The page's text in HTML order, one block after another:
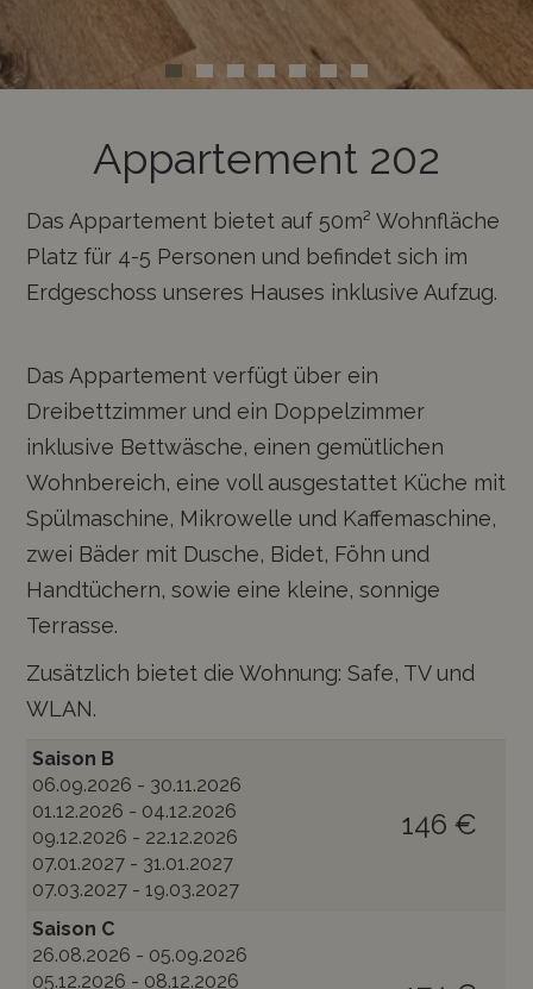
Appartement 202
Das Appartement bietet auf 50m² Wohnfläche
Platz für 4-5 Personen und befindet sich im
Erdgeschoss unseres Hauses inklusive Aufzug.
Das Appartement verfügt über ein
Dreibettzimmer und ein Doppelzimmer
inklusive Bettwäsche, einen gemütlichen
Wohnbereich, eine voll ausgestattet Küche mit
Spülmaschine, Mikrowelle und Kaffemaschine,
zwei Bäder mit Dusche, Bidet, Föhn und
Handtüchern, sowie eine kleine, sonnige
Terrasse.
Zusätzlich bietet die Wohnung: Safe, TV und
WLAN.
Saison B
06.09.2026 - 30.11.2026
01.12.2026 - 04.12.2026
09.12.2026 - 22.12.2026
07.01.2027 - 31.01.2027
07.03.2027 - 19.03.2027
146 €
Saison C
26.08.2026 - 05.09.2026
05.12.2026 - 08.12.2026